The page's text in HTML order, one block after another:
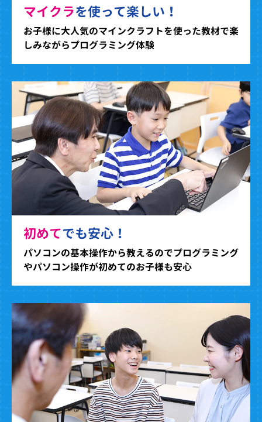
マイクラを使って楽しい！
お子様に大人気のマインクラフトを使った教材で楽
しみながらプログラミング体験
初めてでも安心！
パソコンの基本操作から教えるのでプログラミング
やパソコン操作が初めてのお子様も安心